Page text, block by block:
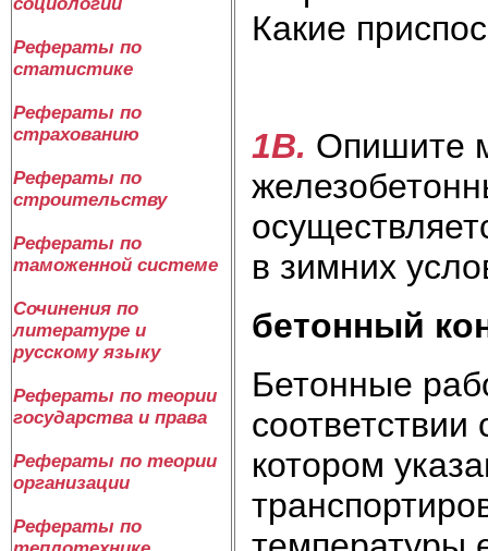
Рефераты по
статистике
Рефераты по
страхованию
Рефераты по
строительству
Рефераты по
таможенной системе
Сочинения по
литературе и
русскому языку
Рефераты по теории
государства и права
Рефераты по теории
организации
Рефераты по
Какие
1В. Опишите
в зимних
бетонный
Бетонные
соответствии
котором